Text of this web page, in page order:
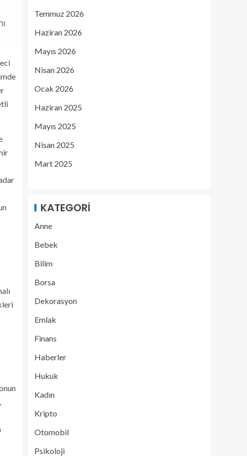
Temmuz 2026
Haziran 2026
Mayıs 2026
Nisan 2026
Ocak 2026
Haziran 2025
Mayıs 2025
Nisan 2025
Mart 2025
KATEGORI
Anne
Bebek
Bilim
Borsa
Dekorasyon
Emlak
Finans
Haberler
Hukuk
Kadın
Kripto
Otomobil
Psikoloji